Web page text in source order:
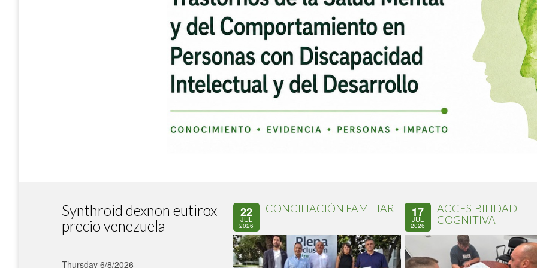
Synthroid dexnon eutirox
precio venezuela
Thursday 6/8/2026
22
JUL
2026
CONCILIACIÓN FAMILIAR 17
JUL
2026
ACCESIBILIDAD
COGNITIVA